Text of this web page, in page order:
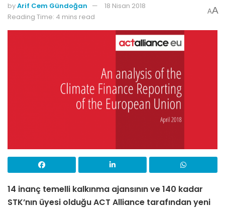
byArif Cem Gündoğan
18 Nisan 2018
Reading Time: 4 mins read
AA
14 inanç temelli kalkınma ajansının ve 140 kadar
STK’nın üyesi olduğu ACT Alliance tarafından yeni